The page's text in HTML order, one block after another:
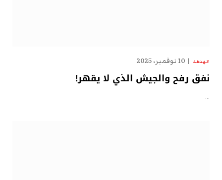
الهدهد 10 نوفمبر، 2025
نفق رفح والجيش الذي لا يقهر!
…